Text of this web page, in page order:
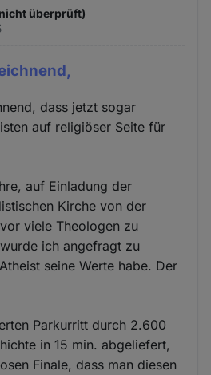
überprüft)
dass jetzt sogar
auf religiöser Seite für
auf Einladung der
Kirche von der
viele Theologen zu
ich angefragt zu
seine Werte habe. Der
Parkurritt durch 2.600
in 15 min. abgeliefert,
Finale, dass man diesen